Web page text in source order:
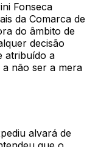
Fonseca
da Comarca de
do âmbito de
decisão
atribuído a
não ser a mera
alvará de